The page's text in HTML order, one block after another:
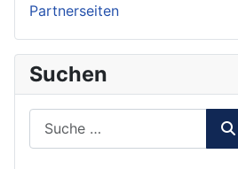
Partnerseiten
Suchen